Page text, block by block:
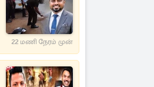
22 மணி நேரம் முன்